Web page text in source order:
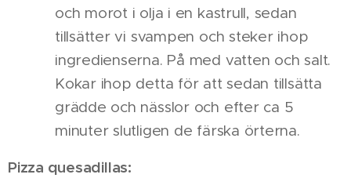
och morot i olja i en kastrull, sedan
tillsätter vi svampen och steker ihop
ingredienserna. På med vatten och salt.
Kokar ihop detta för att sedan tillsätta
grädde och nässlor och efter ca 5
minuter slutligen de färska örterna.
Pizza quesadillas: